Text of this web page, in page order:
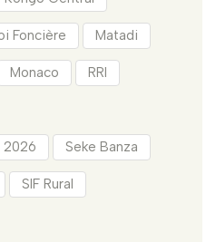
Foncière Matadi
Monaco RRI
2026 Seke Banza
SIF Rural